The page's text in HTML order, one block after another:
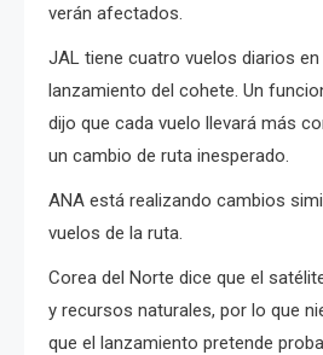
verán afectados.
JAL tiene cuatro vuelos diarios
lanzamiento del cohete. Un
dijo que cada vuelo llevará más
un cambio de ruta inesperado.
ANA está realizando cambios
vuelos de la ruta.
Corea del Norte dice que el
y recursos naturales, por lo que
que el lanzamiento pretende